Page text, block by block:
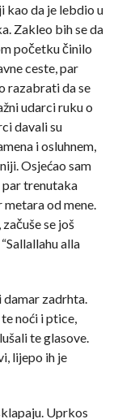
kao da je lebdio u
Zakleo bih se da
početku činilo
ceste, par
razabrati da se
udarci ruku o
davali su
i osluhnem,
Osjećao sam
par trenutaka
od mene.
se još
alla
zadrhta.
noći i ptice,
te glasove.
lijepo ih je
Uprkos